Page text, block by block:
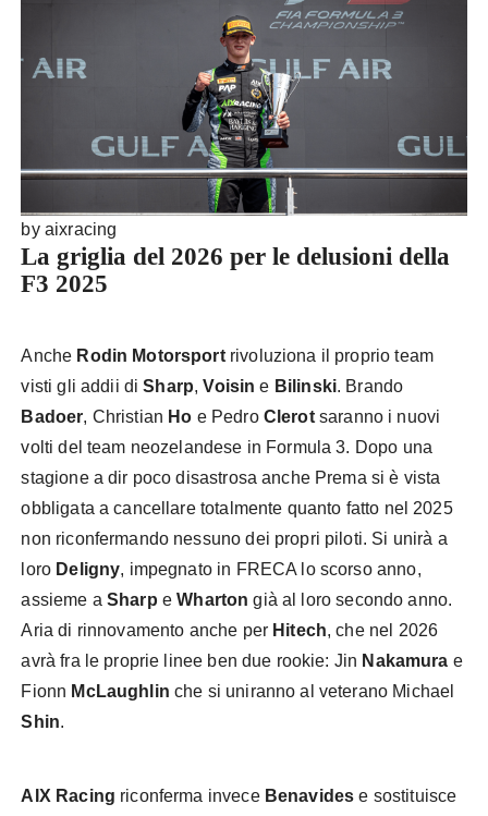
by aixracing
La griglia del 2026 per le delusioni della
F3 2025
Anche Rodin Motorsportrivoluziona il proprio team
visti gli addii diSharp,Voisine Bilinski. Brando
Badoer, Christian Ho e Pedro Clerot saranno i nuovi
volti del team neozelandese in Formula 3. Dopo una
stagione a dir poco disastrosa anche Prema si è vista
obbligata a cancellare totalmente quanto fatto nel 2025
non riconfermando nessuno dei propri piloti. Si unirà a
loro Deligny, impegnato in FRECA lo scorso anno,
assieme a Sharp eWharton già al loro secondo anno.
Aria di rinnovamento anche per Hitech, che nel 2026
avrà fra le proprie linee ben due rookie: Jin Nakamura e
Fionn McLaughlinche si uniranno al veterano Michael
Shin.
AIX Racing riconferma invece Benavidese sostituisce